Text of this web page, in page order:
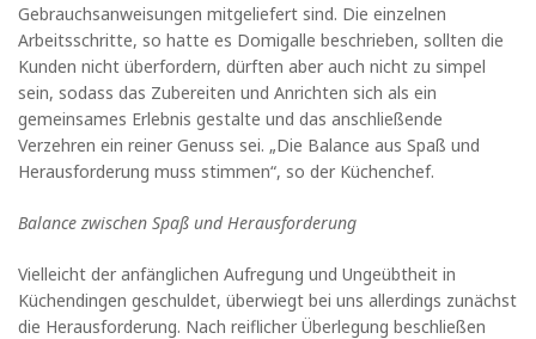
Gebrauchsanweisungen mitgeliefert sind. Die einzelnen
Arbeitsschritte, so hatte es Domigalle beschrieben, sollten die
Kunden nicht überfordern, dürften aber auch nicht zu simpel
sein, sodass das Zubereiten und Anrichten sich als ein
gemeinsames Erlebnis gestalte und das anschließende
Verzehren ein reiner Genuss sei. „Die Balance aus Spaß und
Herausforderung muss stimmen“, so der Küchenchef.
Balance zwischen Spaß und Herausforderung
Vielleicht der anfänglichen Aufregung und Ungeübtheit in
Küchendingen geschuldet, überwiegt bei uns allerdings zunächst
die Herausforderung. Nach reiflicher Überlegung beschließen